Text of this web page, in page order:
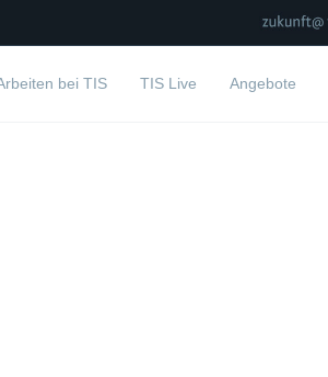
bei TIS TIS Live Angebote